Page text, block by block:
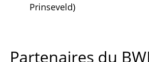
Prinseveld)
Partenaires du